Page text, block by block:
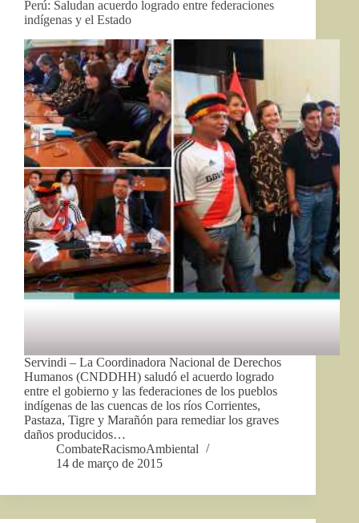
Perú: Saludan acuerdo logrado entre federaciones
indígenas y el Estado
Servindi – La Coordinadora Nacional de Derechos
Humanos (CNDDHH) saludó el acuerdo logrado
entre el gobierno y las federaciones de los pueblos
indígenas de las cuencas de los ríos Corrientes,
Pastaza, Tigre y Marañón para remediar los graves
daños producidos…
CombateRacismoAmbiental
14 de março de 2015